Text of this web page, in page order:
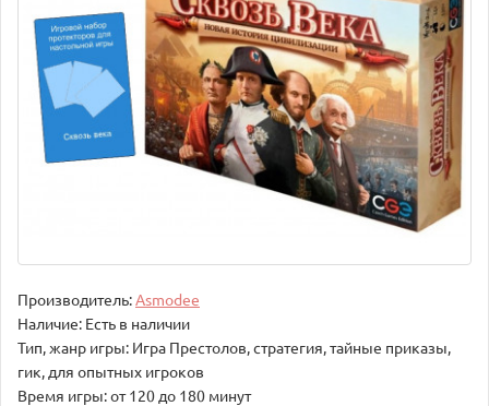
Производитель:Asmodee
Наличие: Есть в наличии
Тип, жанр игры: Игра Престолов, стратегия, тайные приказы,
гик, для опытных игроков
Время игры: от 120 до 180 минут